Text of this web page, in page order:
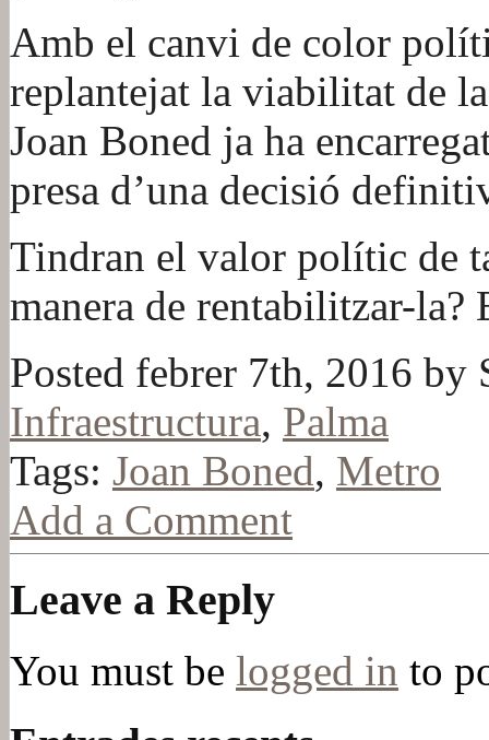
Amb el canvi de color
replantejat la viabilitat de
Joan Boned ja ha
presa d’una decisió
Tindran el valor polític de
manera de rentabilitzar-la?
Posted febrer 7th, 2016
Infraestructura, Palma
Tags: Joan Boned, Metro
Add a Comment
Leave a Reply
You must be logged in to